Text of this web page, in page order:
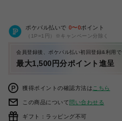
ポケパル払いで 0〜0ポイント
（1P=1円）※キャンペーン分除く
会員登録後、ポケパル払い初回登録&利用で
最大1,500円分ポイント進呈
獲得ポイントの確認方法は こちら
この商品について問い合わせる
ギフト：ラッピング不可